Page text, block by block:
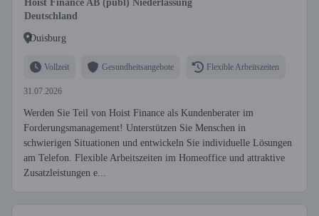
Hoist Finance AB (publ) Niederlassung
Deutschland
Duisburg
Vollzeit Gesundheitsangebote Flexible Arbeitszeiten
31.07.2026
Werden Sie Teil von Hoist Finance als Kundenberater im
Forderungsmanagement! Unterstützen Sie Menschen in
schwierigen Situationen und entwickeln Sie individuelle Lösungen
am Telefon. Flexible Arbeitszeiten im Homeoffice und attraktive
Zusatzleistungen e...